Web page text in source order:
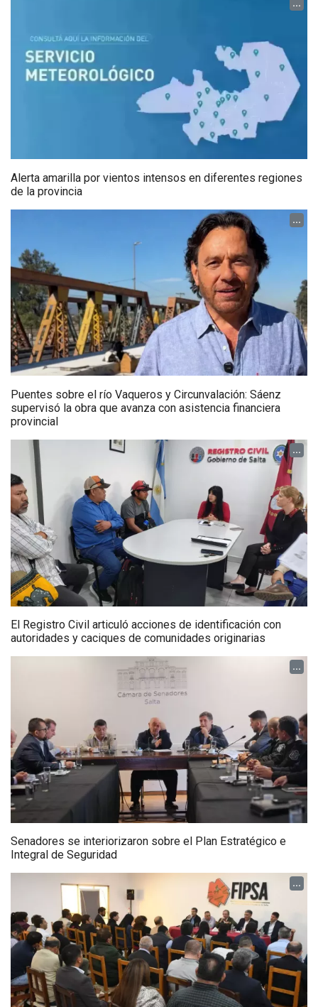
...
Alerta amarilla por vientos intensos en diferentes regiones
de la provincia
...
Puentes sobre el río Vaqueros y Circunvalación: Sáenz
supervisó la obra que avanza con asistencia financiera
provincial
...
El Registro Civil articuló acciones de identificación con
autoridades y caciques de comunidades originarias
...
Senadores se interiorizaron sobre el Plan Estratégico e
Integral de Seguridad
...